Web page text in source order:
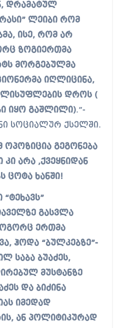
დრამატულ
ლეიბი რომ
ისე, რომ არ
ზოგიერთმა
მორგებულმა
იღლიცინა,
დროს (
იყო გაშლილი).”-
სოციალურ ქსელში.
ოპოზიცია გეგონება
კი არა ,ქვეყნიდან
ცოტა ხანში!
გასვლა
ერთმა
ჰოდა “ბულკებზე”-
საბა ბუაძეს,
მუსტანზე
და ბიძინა
იმედად
ან პოლიტიკურად